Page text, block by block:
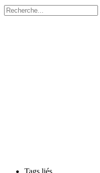
Tags liés